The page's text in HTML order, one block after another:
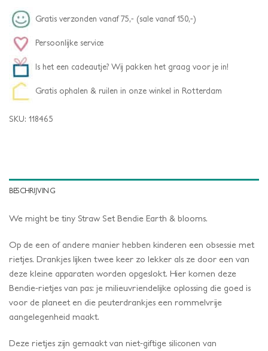
Gratis verzonden vanaf 75,- (sale vanaf 150,-)
Persoonlijke service
Is het een cadeautje? Wij pakken het graag voor je in!
Gratis ophalen & ruilen in onze winkel in Rotterdam
SKU: 118465
BESCHRIJVING
We might be tiny Straw Set Bendie Earth & blooms.
Op de een of andere manier hebben kinderen een obsessie met
rietjes. Drankjes lijken twee keer zo lekker als ze door een van
deze kleine apparaten worden opgeslokt. Hier komen deze
Bendie-rietjes van pas: je milieuvriendelijke oplossing die goed is
voor de planeet en die peuterdrankjes een rommelvrije
aangelegenheid maakt.
Deze rietjes zijn gemaakt van niet-giftige siliconen van